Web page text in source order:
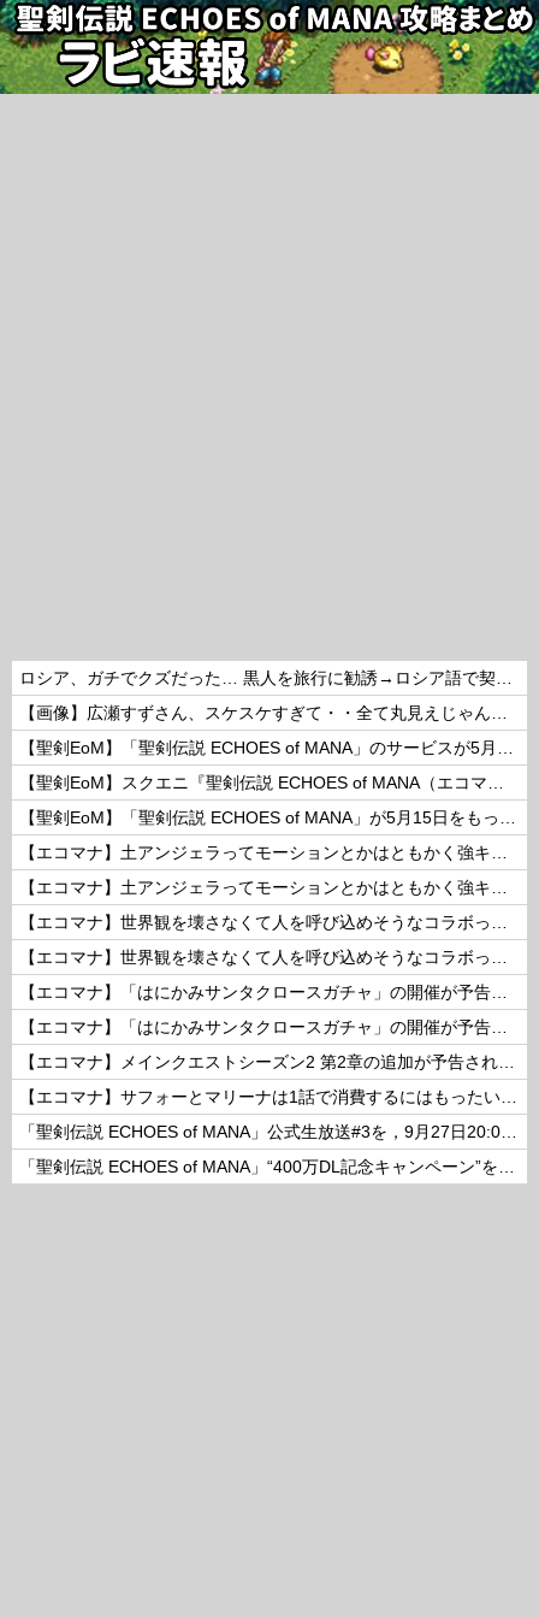
ロシア、ガチでクズだった… 黒人を旅行に勧誘→ロシア語で契約書にサインさせられる→前線で大量戦死！
【画像】広瀬すずさん、スケスケすぎて・・全て丸見えじゃん！ 他
【聖剣EoM】「聖剣伝説 ECHOES of MANA」のサービスが5月15日15：00をもって終了に
【聖剣EoM】スクエニ『聖剣伝説 ECHOES of MANA（エコマナ）』が2023年5月15日をもって運営サービス終了を発表
【聖剣EoM】「聖剣伝説 ECHOES of MANA」が5月15日をもってサービス終了に
【エコマナ】土アンジェラってモーションとかはともかく強キャラなの？
【エコマナ】土アンジェラってモーションとかはともかく強キャラなの？
【エコマナ】世界観を壊さなくて人を呼び込めそうなコラボって何があるだろう？
【エコマナ】世界観を壊さなくて人を呼び込めそうなコラボって何があるだろう？
【エコマナ】「はにかみサンタクロースガチャ」の開催が予告されたぞ！
【エコマナ】「はにかみサンタクロースガチャ」の開催が予告されたぞ！
【エコマナ】メインクエストシーズン2 第2章の追加が予告されたぞ！
【エコマナ】サフォーとマリーナは1話で消費するにはもったいないコンビだった
「聖剣伝説 ECHOES of MANA」公式生放送#3を，9月27日20:00より配信
「聖剣伝説 ECHOES of MANA」“400万DL記念キャンペーン”を開催